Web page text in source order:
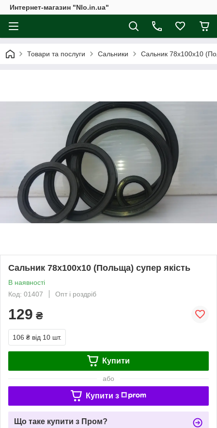
Интернет-магазин "Nlo.in.ua"
Товари та послуги Сальники Сальник 78х100х10
Сальник 78х100х10 (Польща) супер якість
В наявності
Код: 01407
Опт і роздріб
129 ₴
106 ₴ від 10 шт.
Купити
або
Купити з
Що таке купити з Пром?